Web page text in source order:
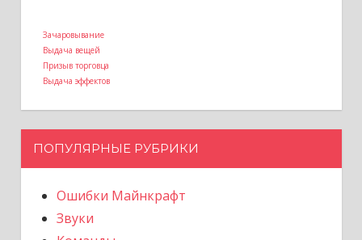
Зачаровывание
Выдача вещей
Призыв торговца
Выдача эффектов
ПОПУЛЯРНЫЕ РУБРИКИ
Ошибки Майнкрафт
Звуки